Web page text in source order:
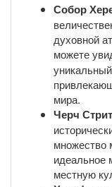
Собор
духовной
можете
мира.
Черч Стрит
множество
идеальное
местную